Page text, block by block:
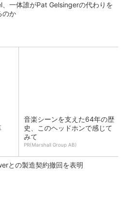
一体誰がPat Gelsingerの代わりを
のか
音楽シーンを支えた64年の歴
史、このヘッドホンで感じて
みて
PR(Marshall Group AB)
との製造契約撤回を表明